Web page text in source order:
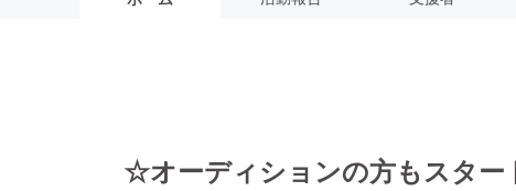
☆オーディションの方もスター